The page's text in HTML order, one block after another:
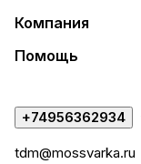
Компания
Помощь
+74956362934
tdm@mossvarka.ru